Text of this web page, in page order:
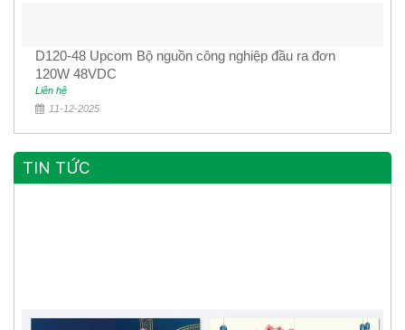
D120-48 Upcom Bộ nguồn công nghiệp đầu ra đơn
120W 48VDC
Liên hệ
11-12-2025
TIN TỨC